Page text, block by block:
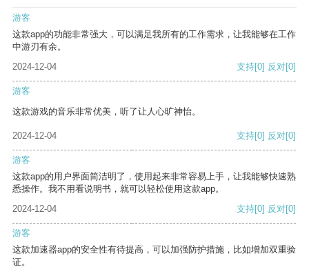
游客
这款app的功能非常强大，可以满足我所有的工作需求，让我能够在工作
中游刃有余。
2024-12-04
支持[0] 反对[0]
游客
这款游戏的音乐非常优美，听了让人心旷神怡。
2024-12-04 支持[0] 反对[0]
游客
这款app的用户界面简洁明了，使用起来非常容易上手，让我能够快速熟
悉操作。我不用看说明书，就可以轻松使用这款app。
2024-12-04
支持[0] 反对[0]
游客
这款加速器app的安全性有待提高，可以加强防护措施，比如增加双重验
证。